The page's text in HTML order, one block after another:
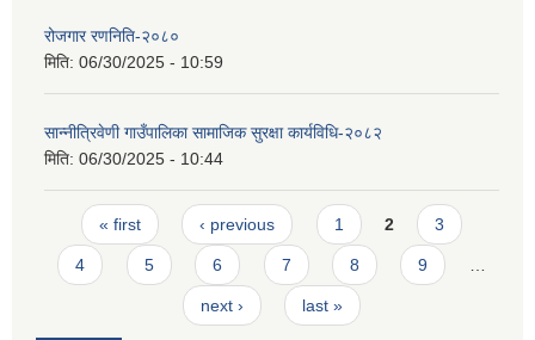
रोजगार रणनिति-२०८०
मिति: 06/30/2025 - 10:59
सान्नीत्रिवेणी गाउँपालिका सामाजिक सुरक्षा कार्यविधि-२०८२
मिति: 06/30/2025 - 10:44
Pages
« first ‹ previous 1 2 3
4 5 6 7 8 9
next › last »